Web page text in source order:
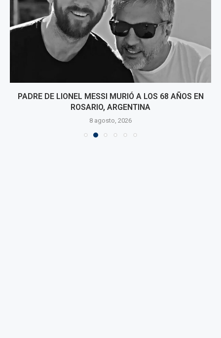
PADRE DE LIONEL MESSI MURIÓ A LOS 68 AÑOS EN
ROSARIO, ARGENTINA
8 agosto, 2026